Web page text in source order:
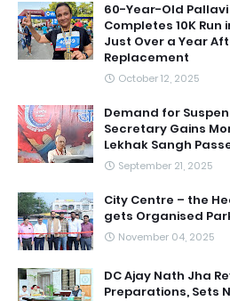
60-Year-Old
Completes 10K
Just Over a Year
Replacement
October 12, 2025
Demand for
Secretary Gains
Lekhak Sangh
September 21, 2025
City Centre – the
gets Organised
November 04, 2025
DC Ajay Nath Jha
Preparations, Sets